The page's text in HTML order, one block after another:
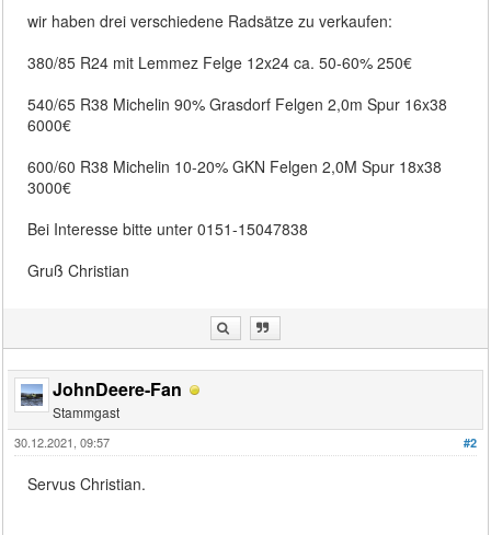
wir haben drei verschiedene Radsätze zu verkaufen:
380/85 R24 mit Lemmez Felge 12x24 ca. 50-60% 250€
540/65 R38 Michelin 90% Grasdorf Felgen 2,0m Spur 16x38
6000€
600/60 R38 Michelin 10-20% GKN Felgen 2,0M Spur 18x38
3000€
Bei Interesse bitte unter 0151-15047838
Gruß Christian
JohnDeere-Fan
Stammgast
#2
30.12.2021, 09:57
Servus Christian.